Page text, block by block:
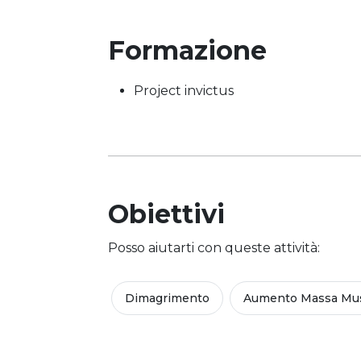
Formazione
Project invictus
Obiettivi
Posso aiutarti con queste attività:
Dimagrimento Aumento Massa